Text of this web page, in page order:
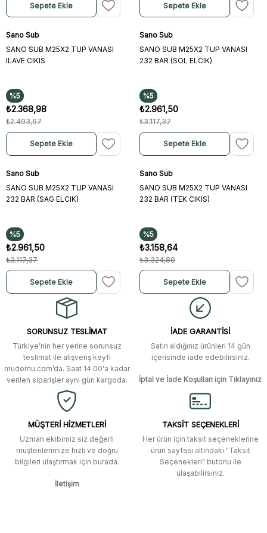
Sepete Ekle Sepete Ekle
Sano Sub
SANO SUB M25X2 TUP VANASI
ILAVE CIKIS
%5
₺2.368,98
₺2.493,67
Sepete Ekle
Sano Sub
SANO SUB M25X2 TUP VANASI
232 BAR (SOL ELCIK)
%5
₺2.961,50
₺3.117,37
Sepete Ekle
Sano Sub
SANO SUB M25X2 TUP VANASI
232 BAR (SAG ELCIK)
%5
₺2.961,50
₺3.117,37
Sepete Ekle
Sano Sub
SANO SUB M25X2 TUP VANASI
232 BAR (TEK CIKIS)
%5
₺3.158,64
₺3.324,89
Sepete Ekle
SORUNSUZ TESLİMAT
Türkiye’nin her yerine sorunsuz
teslimat ile alışveriş keyfi
mudemu.com’da. Saat 14.00'a kadar
verilen siparişler aynı gün kargoda.
İADE GARANTİSİ
Satın aldığınız ürünleri 14 gün
içerisinde iade edebilirsiniz.
İptal ve İade Koşulları için Tıklayınız
MÜŞTERİ HİZMETLERİ
Uzman ekibimiz siz değerli
müşterilerimize hızlı ve doğru
bilgileri ulaştırmak için burada.
İletişim
TAKSİT SEÇENEKLERİ
Her ürün için taksit seçeneklerine
ürün sayfası altındaki "Taksit
Seçenekleri" butonu ile
ulaşabilirsiniz.